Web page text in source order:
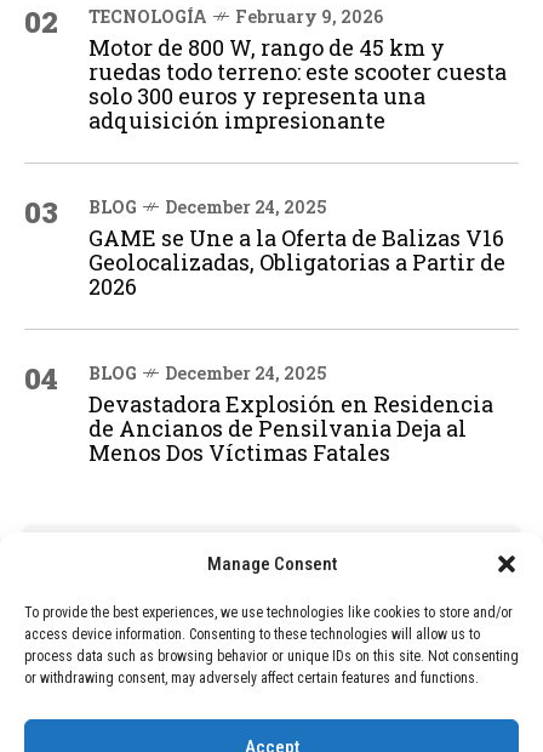
Manage Consent
To provide the best experiences, we use technologies like cookies to store and/or
access device information. Consenting to these technologies will allow us to
process data such as browsing behavior or unique IDs on this site. Not consenting
or withdrawing consent, may adversely affect certain features and functions.
Accept
02 TECNOLOGÍA February 9, 2026
Motor de 800 W, rango de 45 km y
ruedas todo terreno: este scooter cuesta
solo 300 euros y representa una
adquisición impresionante
03 BLOG December 24, 2025
GAME se Une a la Oferta de Balizas V16
Geolocalizadas, Obligatorias a Partir de
2026
04 BLOG December 24, 2025
Devastadora Explosión en Residencia
de Ancianos de Pensilvania Deja al
Menos Dos Víctimas Fatales